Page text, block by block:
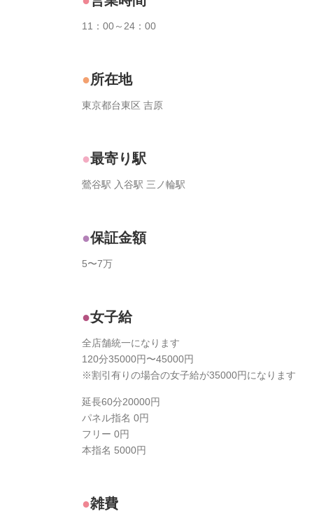
11：00～24：00
所在地
東京都台東区 吉原
最寄り駅
鶯谷駅 入谷駅 三ノ輪駅
保証金額
5〜7万
女子給
全店舗統一になります
120分35000円〜45000円
※割引有りの場合の女子給が35000円になります
延長60分20000円
パネル指名 0円
フリー 0円
本指名 5000円
雑費